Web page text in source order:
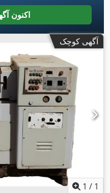
اکنون
آگهی کوچک
1 / 1